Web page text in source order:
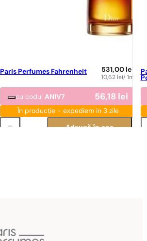
Paris Perfumes Fahrenheit 531,00 lei
10,62 lei/ 1ml
cu codulANIV7 56,18 lei
În producție - expediem în 3 zile
Adaugă în coș